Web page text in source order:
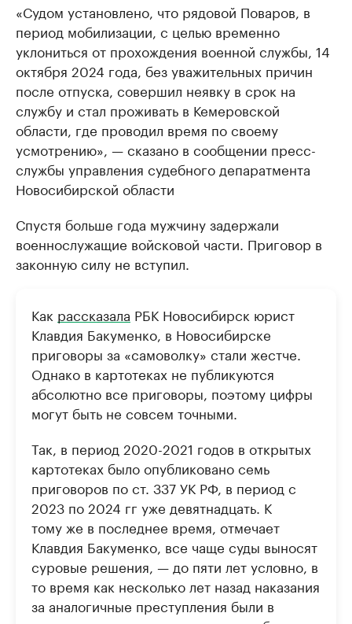
«Судом установлено, что рядовой Поваров, в
период мобилизации, с целью временно
уклониться от прохождения военной службы, 14
октября 2024 года, без уважительных причин
после отпуска, совершил неявку в срок на
службу и стал проживать в Кемеровской
области, где проводил время по своему
усмотрению», — сказано в сообщении пресс-
службы управления судебного депаратмента
Новосибирской области
Спустя больше года мужчину задержали
военнослужащие войсковой части. Приговор в
законную силу не вступил.
Как рассказала РБК Новосибирск юрист
Клавдия Бакуменко, в Новосибирске
приговоры за «самоволку» стали жестче.
Однако в картотеках не публикуются
абсолютно все приговоры, поэтому цифры
могут быть не совсем точными.
Так, в период 2020-2021 годов в открытых
картотеках было опубликовано семь
приговоров по ст. 337 УК РФ, в период с
2023 по 2024 гг уже девятнадцать. К
тому же в последнее время, отмечает
Клавдия Бакуменко, все чаще суды выносят
суровые решения, — до пяти лет условно, в
то время как несколько лет назад наказания
за аналогичные преступления были в